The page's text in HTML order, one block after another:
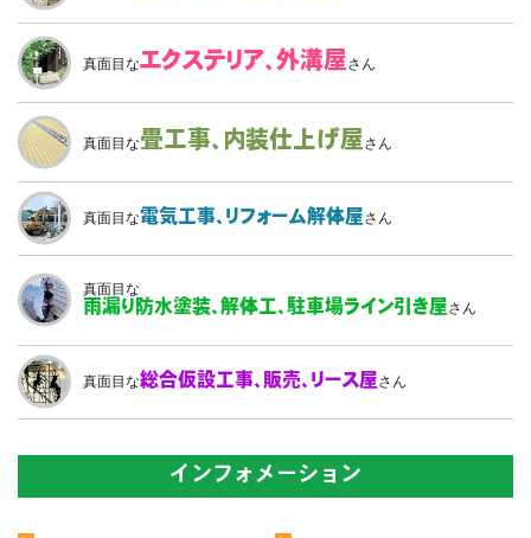
真面目なエクステリア、外溝屋さん
真面目な畳工事、 内装仕上げ屋さん
真面目な電気工事、 リフォーム解体屋さん
真面目な
雨漏り防水塗装、解体工、駐車場ライン引き屋さん
真面目な総合仮設工事、販売、リース屋さん
インフォメーション